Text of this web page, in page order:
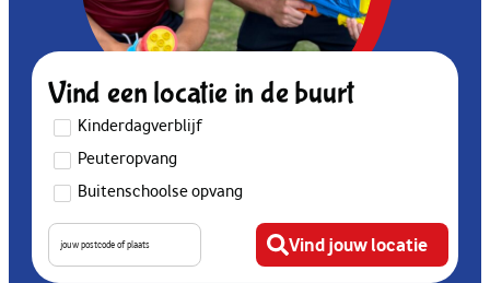
Vind een locatie in de buurt
Kinderdagverblijf
Peuteropvang
Buitenschoolse opvang
Vind jouw locatie